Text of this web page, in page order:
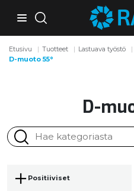
Etusivu Tuotteet Lastuava työstö
D-muoto 55°
D-
Positiiviset